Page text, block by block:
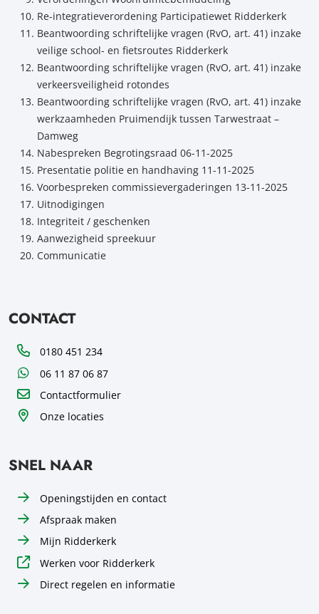
Re-integratieverordening Participatiewet Ridderkerk
Beantwoording schriftelijke vragen (RvO, art. 41) inzake
veilige school- en fietsroutes Ridderkerk
Beantwoording schriftelijke vragen (RvO, art. 41) inzake
verkeersveiligheid rotondes
Beantwoording schriftelijke vragen (RvO, art. 41) inzake
werkzaamheden Pruimendijk tussen Tarwestraat –
Damweg
Nabespreken Begrotingsraad 06-11-2025
Presentatie politie en handhaving 11-11-2025
Voorbespreken commissievergaderingen 13-11-2025
Uitnodigingen
Integriteit / geschenken
Aanwezigheid spreekuur
Communicatie
CONTACT
Telefoon0180 451 234
WhatsApp06 11 87 06 87
Contactformulier
Onze locaties
SNEL NAAR
Openingstijden en contact
Afspraak maken
Mijn Ridderkerk
Werken voor Ridderkerk
Direct regelen en informatie